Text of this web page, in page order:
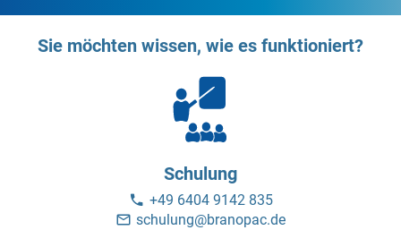
Sie möchten wissen, wie es funktioniert?
Schulung
+49 6404 9142 835
schulung@branopac.de